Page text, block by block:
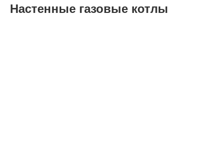
Настенные газовые котлы